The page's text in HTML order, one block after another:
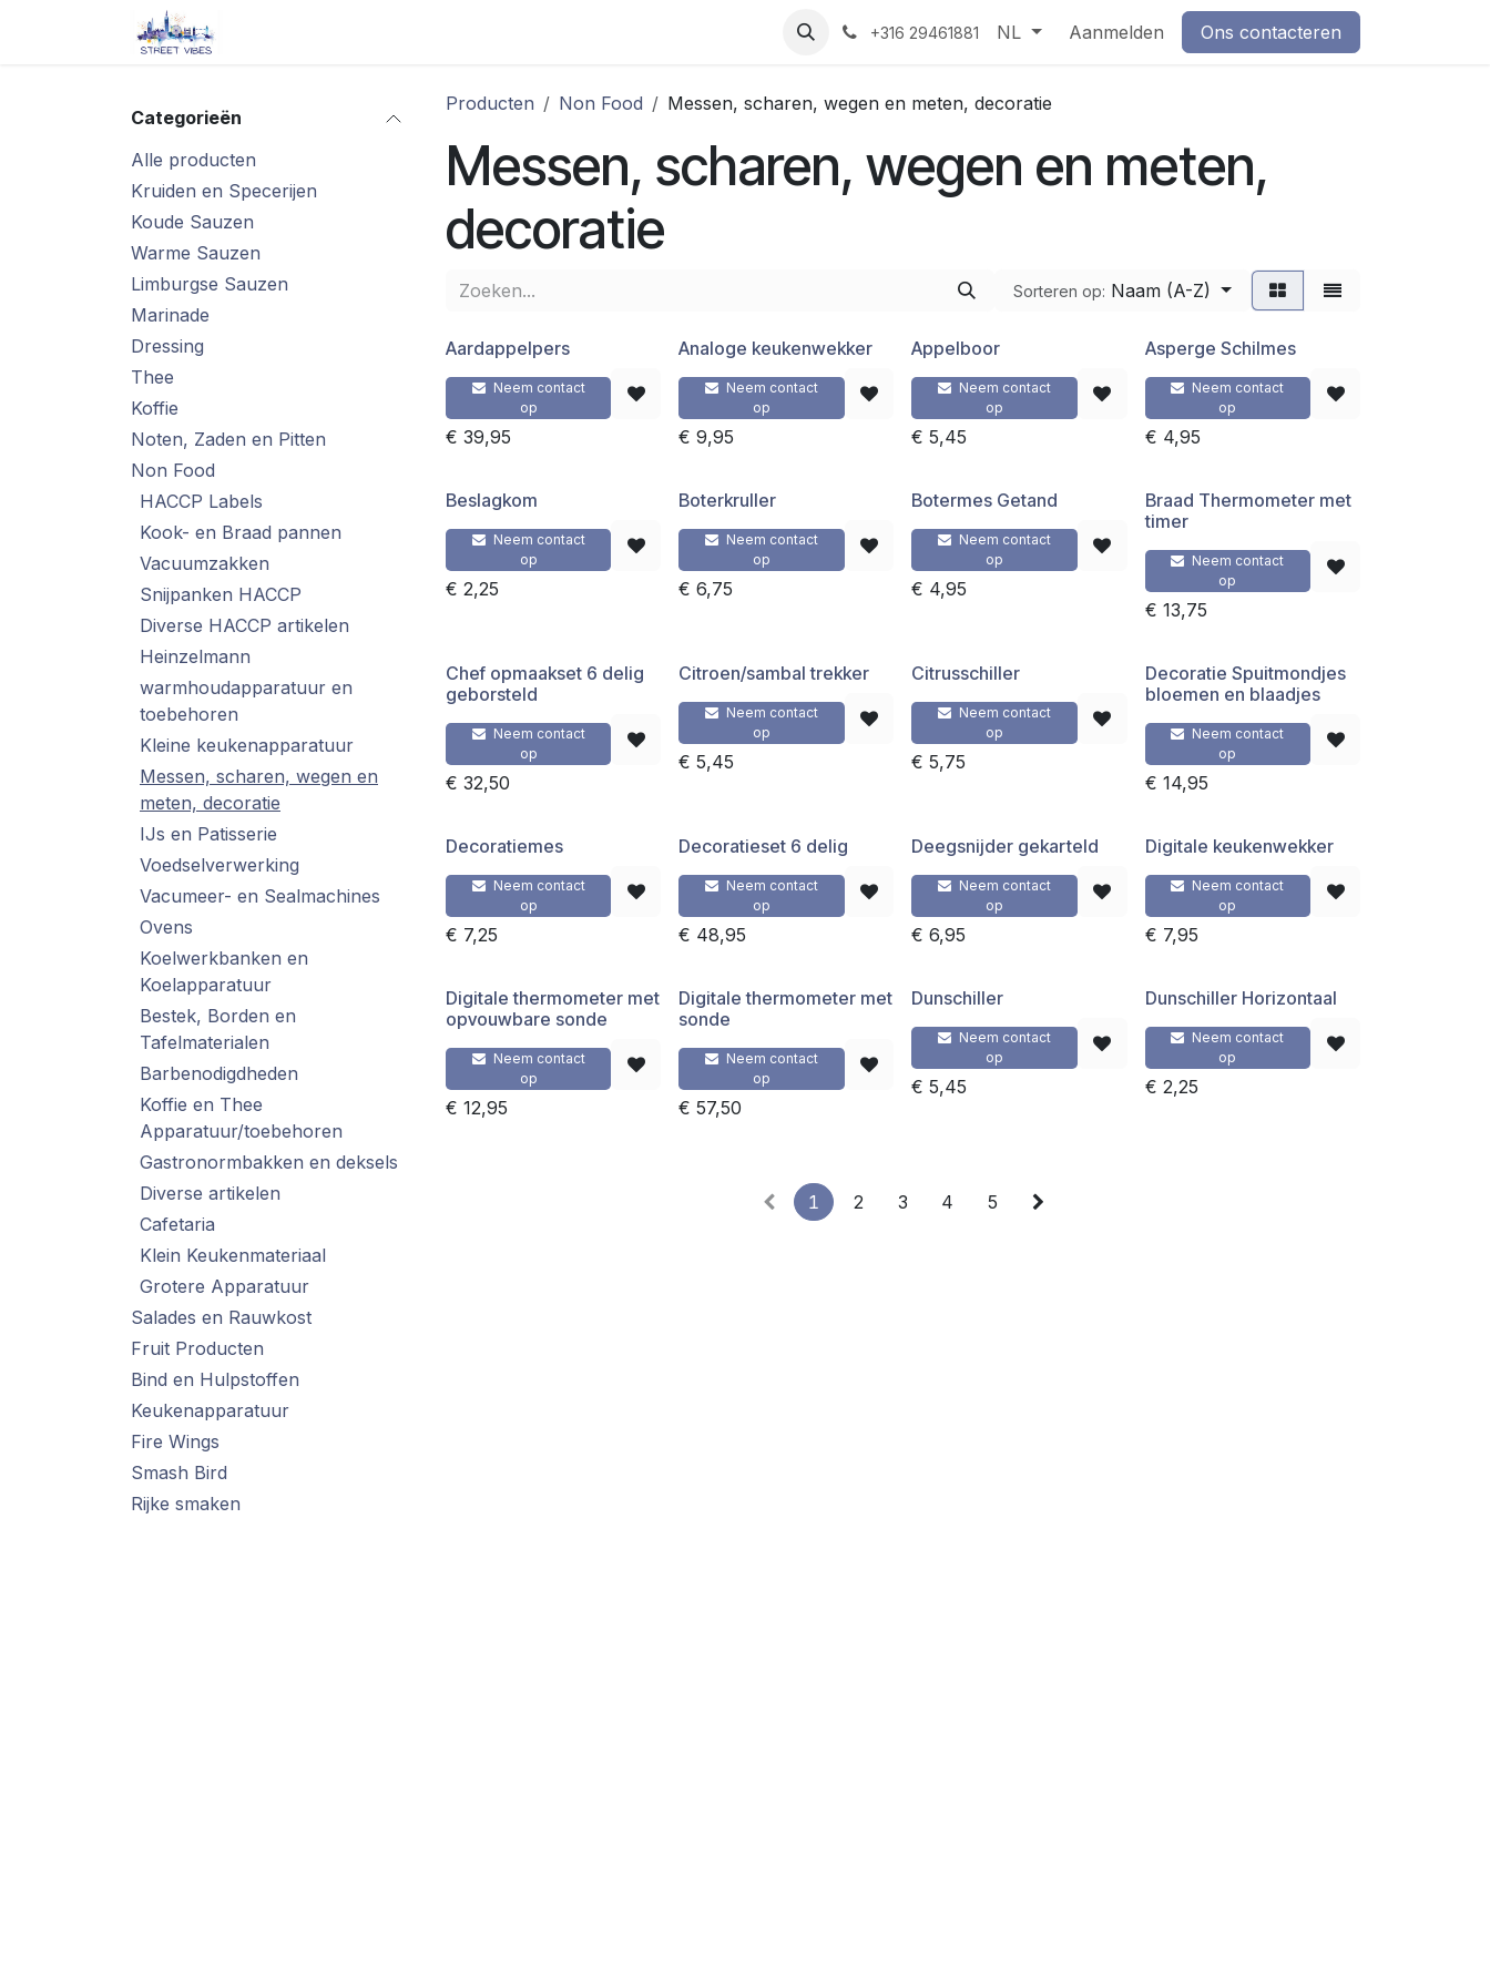
Overslaan naar inhoud
Contact +316 29461881 NL Aanmelden Ons contacteren
Categorieën
Alle producten
Kruiden en Specerijen
Koude Sauzen
Warme Sauzen
Limburgse Sauzen
Marinade
Dressing
Thee
Koffie
Noten, Zaden en Pitten
Non Food
HACCP Labels
Kook- en Braad pannen
Vacuumzakken
Snijpanken HACCP
Diverse HACCP artikelen
Heinzelmann
warmhoudapparatuur en
toebehoren
Kleine keukenapparatuur
Messen, scharen, wegen en
meten, decoratie
IJs en Patisserie
Voedselverwerking
Vacumeer- en Sealmachines
Ovens
Koelwerkbanken en
Koelapparatuur
Bestek, Borden en
Tafelmaterialen
Barbenodigdheden
Koffie en Thee
Apparatuur/toebehoren
Gastronormbakken en deksels
Diverse artikelen
Cafetaria
Klein Keukenmateriaal
Grotere Apparatuur
Salades en Rauwkost
Fruit Producten
Bind en Hulpstoffen
Keukenapparatuur
Fire Wings
Smash Bird
Rijke smaken
Producten Non Food Messen, scharen, wegen en meten, decoratie
Messen, scharen, wegen en meten,
decoratie
Sorteren op: Naam (A-Z)
Aardappelpers
Neem contact
op
€ 39,95
Analoge keukenwekker
Neem contact
op
€9,95
Appelboor
Neem contact
op
€5,45
Asperge Schilmes
Neem contact
op
€ 4,95
Beslagkom
Neem contact
op
€ 2,25
Boterkruller
Neem contact
op
€6,75
Botermes Getand
Neem contact
op
€ 4,95
Braad Thermometer met
timer
Neem contact
op
€ 13,75
Chef opmaakset 6 delig
geborsteld
Neem contact
op
€ 32,50
Citroen/sambal trekker
Neem contact
op
€5,45
Citrusschiller
Neem contact
op
€5,75
Decoratie Spuitmondjes
bloemen en blaadjes
Neem contact
op
€ 14,95
Decoratiemes
Neem contact
op
€ 7,25
Decoratieset 6 delig
Neem contact
op
€ 48,95
Deegsnijder gekarteld
Neem contact
op
€6,95
Digitale keukenwekker
Neem contact
op
€ 7,95
Digitale thermometer met
opvouwbare sonde
Neem contact
op
€ 12,95
Digitale thermometer met
sonde
Neem contact
op
€57,50
Dunschiller
Neem contact
op
€5,45
Dunschiller Horizontaal
Neem contact
op
€ 2,25
1 2 3 4 5